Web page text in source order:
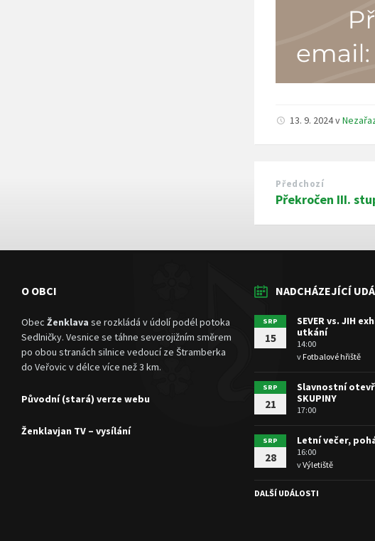
13. 9. 2024v
Předchozí
Překročen III.
O OBCI
Obec Ženklava se rozkládá v údolí podél potoka
Sedlničky. Vesnice se táhne severojižním směrem
po obou stranách silnice vedoucí ze Štramberka
do Veřovic v délce více než 3 km.
Původní (stará) verze webu
Ženklavjan TV – vysílání
NADCHÁZEJÍCÍ
SRP
15
SEVER vs. JIH
utkání
14:00
vFotbalové hřiště
SRP
21
Slavnostní
SKUPINY
17:00
SRP
28
Letní večer,
16:00
vVýletiště
DALŠÍ UDÁLOSTI